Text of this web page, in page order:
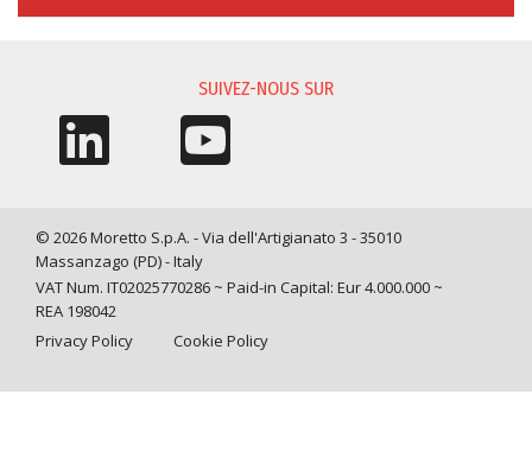
SUIVEZ-NOUS SUR
© 2026 Moretto S.p.A. - Via dell'Artigianato 3 - 35010
Massanzago (PD) - Italy
VAT Num. IT02025770286 ~ Paid-in Capital: Eur 4.000.000 ~
REA 198042
Privacy Policy
Cookie Policy